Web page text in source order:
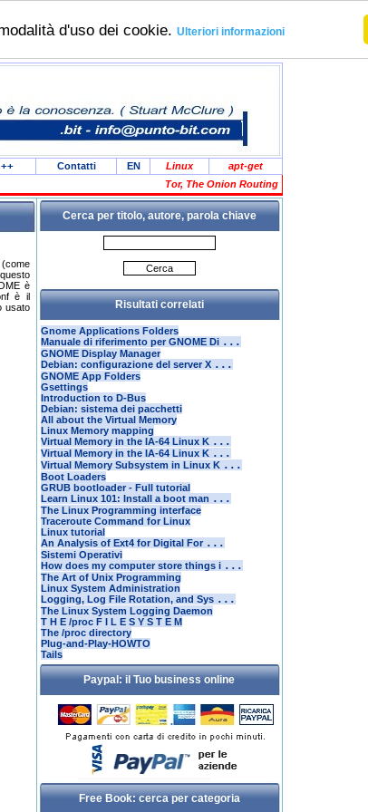
d'uso dei cookie. Ulteriori informazioni
++ Contatti EN Linux
apt-get
Tor, The Onion Routing
Cerca per titolo, autore, parola chiave
è
è il
usato
Risultati correlati
Gnome Applications Folders
Manuale di riferimento per GNOME Di ...
GNOME Display Manager
Debian: configurazione del server X ...
GNOME App Folders
Gsettings
Introduction to D-Bus
Debian: sistema dei pacchetti
All about the Virtual Memory
Linux Memory mapping
Virtual Memory in the IA-64 Linux K ...
Virtual Memory in the IA-64 Linux K ...
Virtual Memory Subsystem in Linux K ...
Boot Loaders
GRUB bootloader - Full tutorial
Learn Linux 101: Install a boot man ...
The Linux Programming interface
Traceroute Command for Linux
Linux tutorial
An Analysis of Ext4 for Digital For ...
Sistemi Operativi
How does my computer store things i ...
The Art of Unix Programming
Linux System Administration
Logging, Log File Rotation, and Sys ...
The Linux System Logging Daemon
T H E /proc F I L E S Y S T E M
The /proc directory
Plug-and-Play-HOWTO
Tails
Paypal: il Tuo business online
Free Book: cerca per categoria